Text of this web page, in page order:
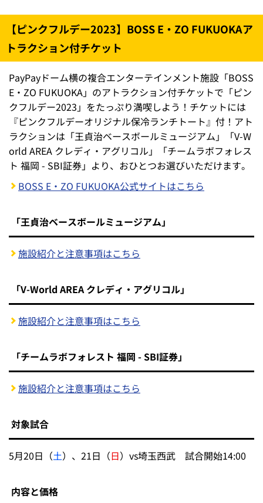
【ピンクフルデー2023】BOSS E・ZO FUKUOKAア
トラクション付チケット
PayPayドーム横の複合エンターテインメント施設「BOSS
E・ZO FUKUOKA」のアトラクション付チケットで「ピン
クフルデー2023」をたっぷり満喫しよう！チケットには
『ピンクフルデーオリジナル保冷ランチトート』付！アト
ラクションは「王貞治ベースボールミュージアム」「V-W
orld AREA クレディ・アグリコル」「チームラボフォレス
ト 福岡 - SBI証券」より、おひとつお選びいただけます。
BOSS E・ZO FUKUOKA公式サイトはこちら
「王貞治ベースボールミュージアム」
施設紹介と注意事項はこちら
「V-World AREA クレディ・アグリコル」
施設紹介と注意事項はこちら
「チームラボフォレスト 福岡 - SBI証券」
施設紹介と注意事項はこちら
対象試合
5月20日（土）、21日（日）vs埼玉西武 試合開始14:00
内容と価格